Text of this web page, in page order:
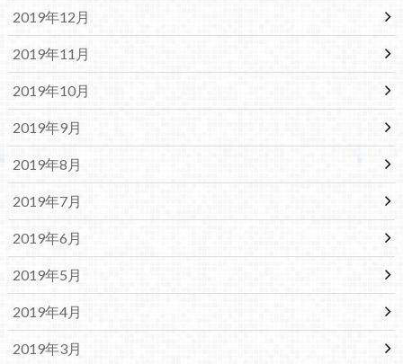
2019年12月
2019年11月
2019年10月
2019年9月
2019年8月
2019年7月
2019年6月
2019年5月
2019年4月
2019年3月